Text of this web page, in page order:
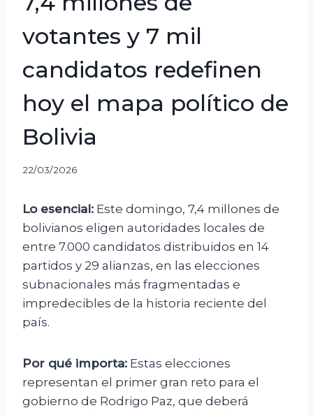
votantes y 7 mil
candidatos redefinen
hoy el mapa político de
Bolivia
22/03/2026
Lo esencial: Este domingo, 7,4 millones de
bolivianos eligen autoridades locales de
entre 7.000 candidatos distribuidos en 14
partidos y 29 alianzas, en las elecciones
subnacionales más fragmentadas e
impredecibles de la historia reciente del
país.
Por qué importa: Estas elecciones
representan el primer gran reto para el
gobierno de Rodrigo Paz, que deberá